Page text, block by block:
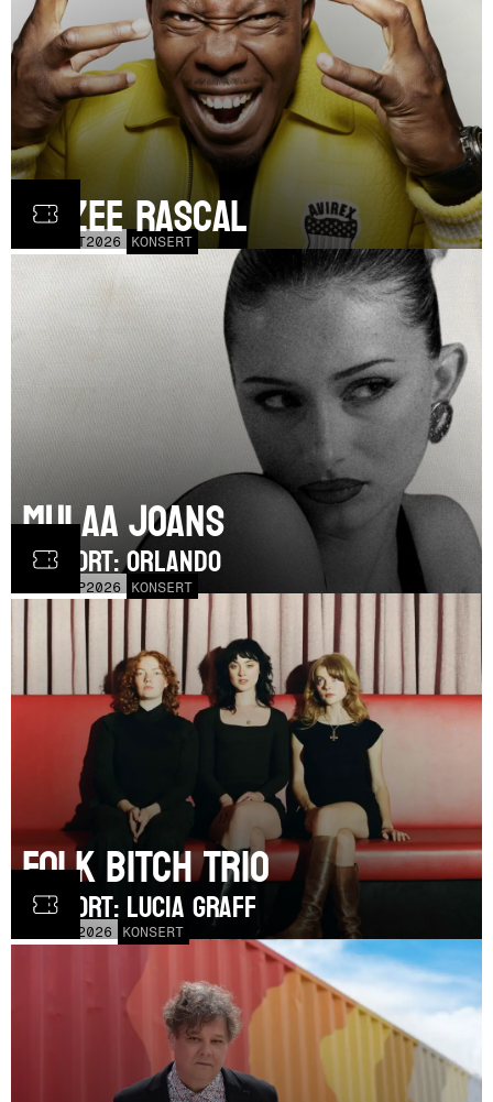
OCT2026 KONSERT
Dizzee Rascal
SEP2026 KONSERT
Mulaa Joans
SUPPORT: Orlando
2026 KONSERT
Folk Bitch Trio
SUPPORT: Lucia Graff